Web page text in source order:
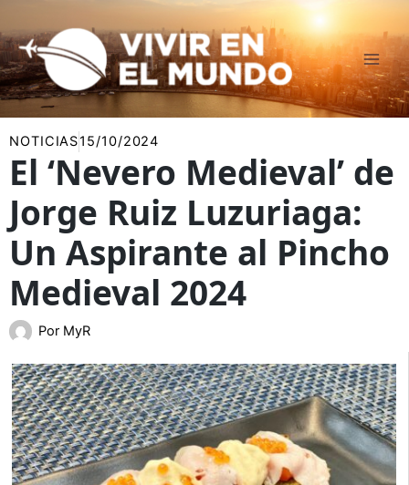
al
contenido
NOTICIAS15/10/2024
El ‘Nevero Medieval’ de
Jorge Ruiz Luzuriaga:
Un Aspirante al Pincho
Medieval 2024
Por MyR